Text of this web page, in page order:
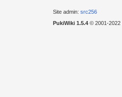
Site admin: src256
PukiWiki 1.5.4© 2001-2022